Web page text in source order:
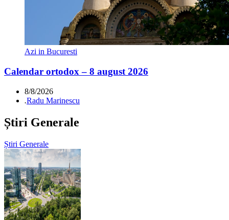
Azi in Bucuresti
Calendar ortodox – 8 august 2026
8/8/2026
.Radu Marinescu
Știri Generale
Știri Generale